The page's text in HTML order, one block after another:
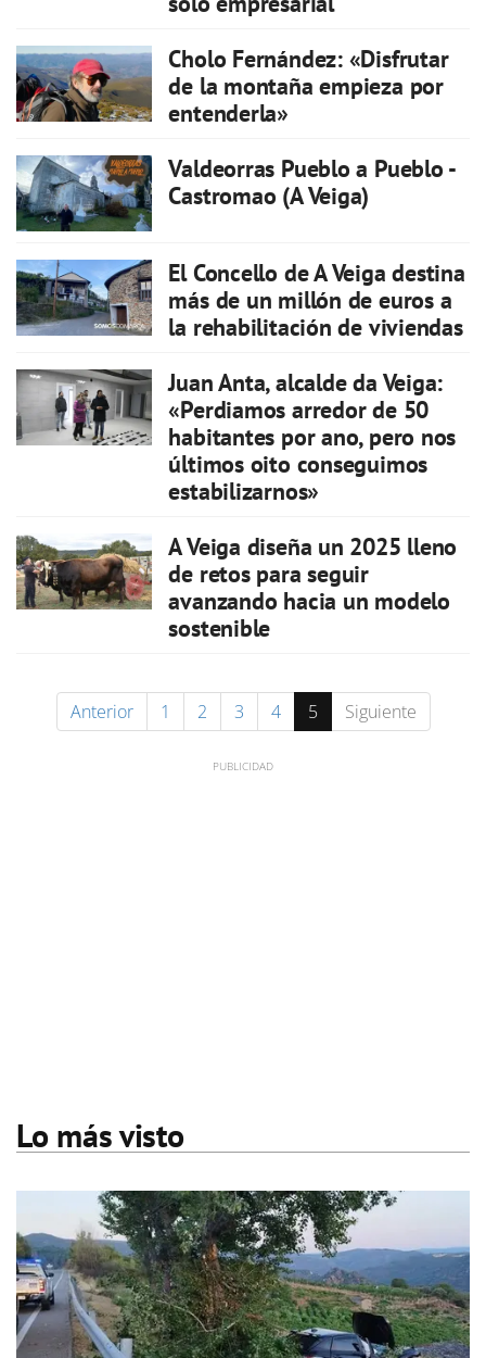
Cholo Fernández: «Disfrutar
de la montaña empieza por
entenderla»
Valdeorras Pueblo a Pueblo -
Castromao (A Veiga)
El Concello de A Veiga destina
más de un millón de euros a
la rehabilitación de viviendas
Juan Anta, alcalde da Veiga:
«Perdiamos arredor de 50
habitantes por ano, pero nos
últimos oito conseguimos
estabilizarnos»
A Veiga diseña un 2025 lleno
de retos para seguir
avanzando hacia un modelo
sostenible
Anterior 1 2 3 4 5 Siguiente
Lo más visto